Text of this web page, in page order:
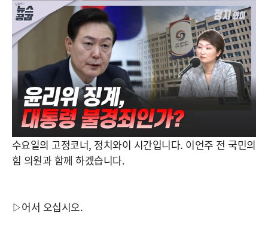
수요일의 고정코너, 정치와이 시간입니다. 이언주 전 국민의
힘 의원과 함께 하겠습니다.
▷어서 오십시오.